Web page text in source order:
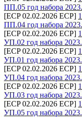
ПП.05 год набора 2023.
[ECP 02.02.2026 ECP]
ПП.04 год набора 2023.
[ECP 02.02.2026 ECP]
УП.02 год набора 2023.
[ECP 02.02.2026 ECP]
УП.01 год набора 2023.
[ECP 02.02.2026 ECP]
УП.04 год набора 2023.
[ECP 02.02.2026 ECP]
УП.03 год набора 2023.
[ECP 02.02.2026 ECP]
УП.05 год набора 2023.